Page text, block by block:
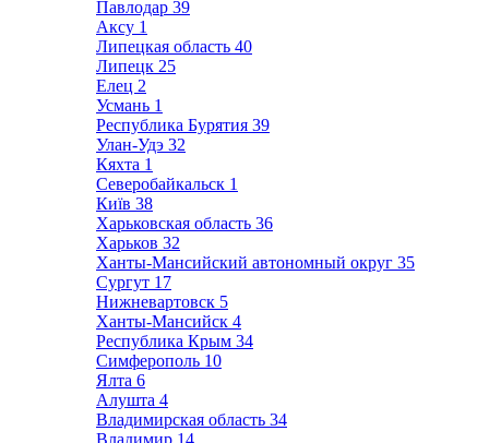
Павлодар 39
Аксу 1
Липецкая область 40
Липецк 25
Елец 2
Усмань 1
Республика Бурятия 39
Улан-Удэ 32
Кяхта 1
Северобайкальск 1
Київ 38
Харьковская область 36
Харьков 32
Ханты-Мансийский автономный округ 35
Сургут 17
Нижневартовск 5
Ханты-Мансийск 4
Республика Крым 34
Симферополь 10
Ялта 6
Алушта 4
Владимирская область 34
Владимир 14